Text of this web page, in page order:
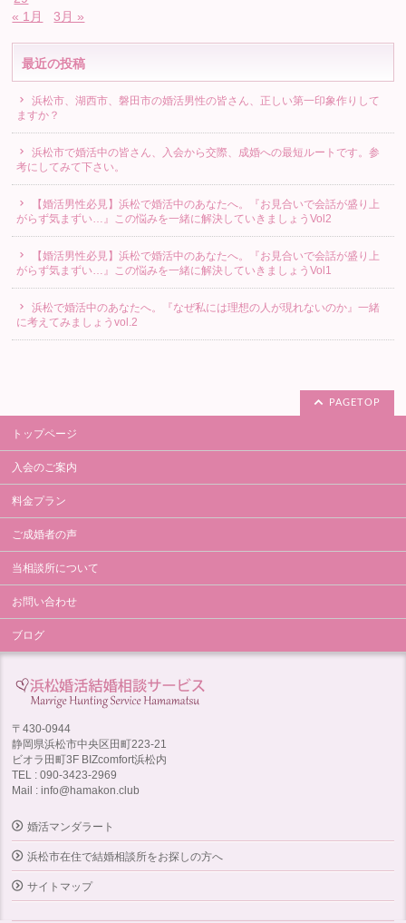
« 1月
3月 »
最近の投稿
浜松市、湖西市、磐田市の婚活男性の皆さん、正しい第一印象作りして
ますか？
浜松市で婚活中の皆さん、入会から交際、成婚への最短ルートです。参
考にしてみて下さい。
【婚活男性必見】浜松で婚活中のあなたへ。『お見合いで会話が盛り上
がらず気まずい…』この悩みを一緒に解決していきましょうVol2
【婚活男性必見】浜松で婚活中のあなたへ。『お見合いで会話が盛り上
がらず気まずい…』この悩みを一緒に解決していきましょうVol1
浜松で婚活中のあなたへ。『なぜ私には理想の人が現れないのか』一緒
に考えてみましょうvol.2
PAGETOP
トップページ
入会のご案内
料金プラン
ご成婚者の声
当相談所について
お問い合わせ
ブログ
〒430-0944
静岡県浜松市中央区田町223-21
ビオラ田町3F BIZcomfort浜松内
TEL : 090-3423-2969
Mail : info@hamakon.club
婚活マンダラート
浜松市在住で結婚相談所をお探しの方へ
サイトマップ